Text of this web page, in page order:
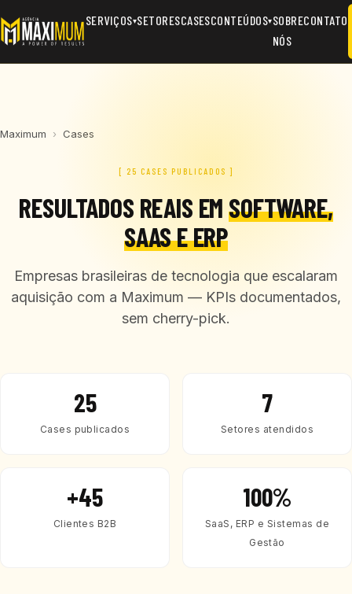
SERVIÇOS▾SETORESCASESCONTEÚDOS▾SOBRE
NÓS
CONTATO
Maximum › Cases
[ 25 CASES PUBLICADOS ]
RESULTADOS REAIS EMSOFTWARE,
SAAS E ERP
Empresas brasileiras de tecnologia que escalaram
aquisição com a Maximum — KPIs documentados,
sem cherry-pick.
25
Cases publicados
7
Setores atendidos
+45
Clientes B2B
100%
SaaS, ERP e Sistemas de
Gestão